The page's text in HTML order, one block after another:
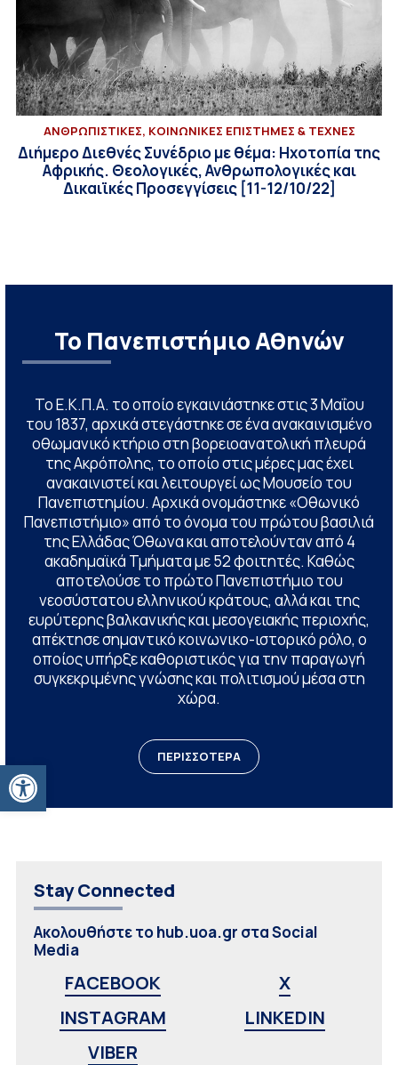
Ανοίξτε τη γραμμή εργαλείων
ΑΝΘΡΩΠΙΣΤΙΚΕΣ, ΚΟΙΝΩΝΙΚΕΣ ΕΠΙΣΤΗΜΕΣ & ΤΕΧΝΕΣ
Διήμερο Διεθνές Συνέδριο με θέμα: Ηχοτοπία της
Αφρικής. Θεολογικές, Ανθρωπολογικές και
Δικαιϊκές Προσεγγίσεις [11-12/10/22]
Το Πανεπιστήμιο Αθηνών
Το Ε.Κ.Π.Α. το οποίο εγκαινιάστηκε στις 3 Μαΐου
του 1837, αρχικά στεγάστηκε σε ένα ανακαινισμένο
οθωμανικό κτήριο στη βορειοανατολική πλευρά
της Ακρόπολης, το οποίο στις μέρες μας έχει
ανακαινιστεί και λειτουργεί ως Μουσείο του
Πανεπιστημίου. Αρχικά ονομάστηκε «Οθωνικό
Πανεπιστήμιο» από το όνομα του πρώτου βασιλιά
της Ελλάδας Όθωνα και αποτελούνταν από 4
ακαδημαϊκά Τμήματα με 52 φοιτητές. Καθώς
αποτελούσε το πρώτο Πανεπιστήμιο του
νεοσύστατου ελληνικού κράτους, αλλά και της
ευρύτερης βαλκανικής και μεσογειακής περιοχής,
απέκτησε σημαντικό κοινωνικο-ιστορικό ρόλο, ο
οποίος υπήρξε καθοριστικός για την παραγωγή
συγκεκριμένης γνώσης και πολιτισμού μέσα στη
χώρα.
ΠΕΡΙΣΣΟΤΕΡΑ
Stay Connected
Ακολουθήστε το hub.uoa.gr στα Social
Media
FACEBOOK
X
INSTAGRAM
LINKEDIN
VIBER